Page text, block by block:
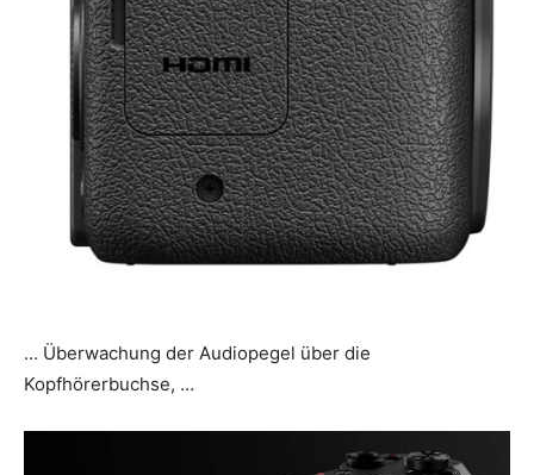
… Überwachung der Audiopegel über die
Kopfhörerbuchse, …